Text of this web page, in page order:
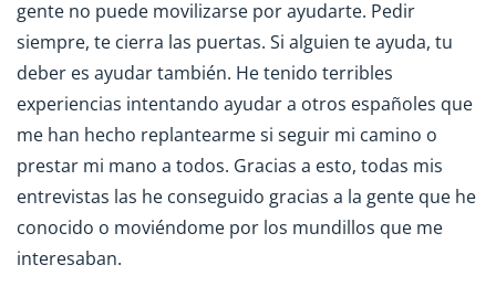
gente no puede movilizarse por ayudarte. Pedir
siempre, te cierra las puertas. Si alguien te ayuda, tu
deber es ayudar también. He tenido terribles
experiencias intentando ayudar a otros españoles que
me han hecho replantearme si seguir mi camino o
prestar mi mano a todos. Gracias a esto, todas mis
entrevistas las he conseguido gracias a la gente que he
conocido o moviéndome por los mundillos que me
interesaban.